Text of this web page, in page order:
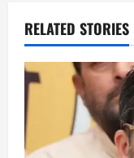
RELATED STORIES